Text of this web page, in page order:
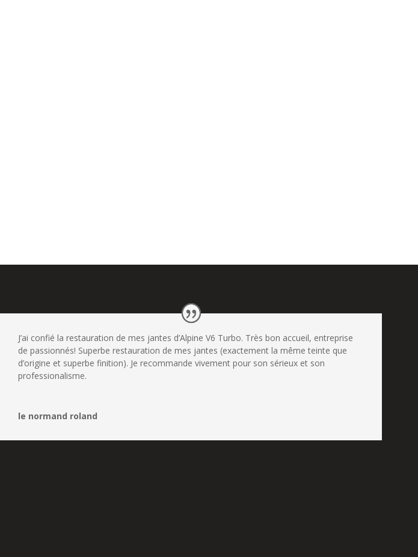
J’ai confié la restauration de mes jantes d’Alpine V6 Turbo. Très bon accueil, entreprise
de passionnés! Superbe restauration de mes jantes (exactement la même teinte que
d’origine et superbe finition). Je recommande vivement pour son sérieux et son
professionalisme.
le normand roland